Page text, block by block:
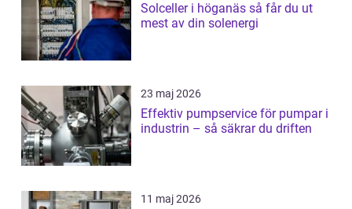
Solceller i höganäs så får du ut
mest av din solenergi
23 maj 2026
Effektiv pumpservice för pumpar i
industrin – så säkrar du driften
11 maj 2026